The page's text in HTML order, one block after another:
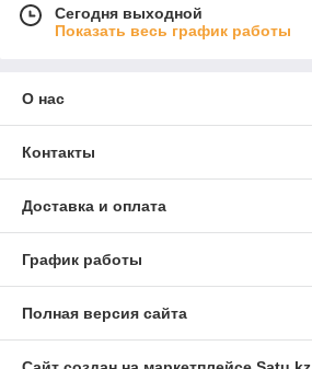
Сегодня выходной
Показать весь график работы
О нас
Контакты
Доставка и оплата
График работы
Полная версия сайта